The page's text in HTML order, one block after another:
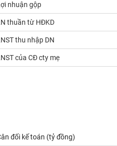
nhuận gộp
thuần từ HĐKD
thu nhập DN
của CĐ cty mẹ
đối kế toán (tỷ đồng)